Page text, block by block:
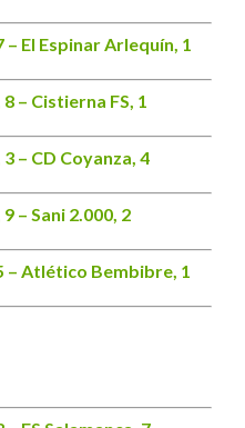
– El Espinar Arlequín, 1
– Cistierna FS, 1
– CD Coyanza, 4
– Sani 2.000, 2
– Atlético Bembibre, 1